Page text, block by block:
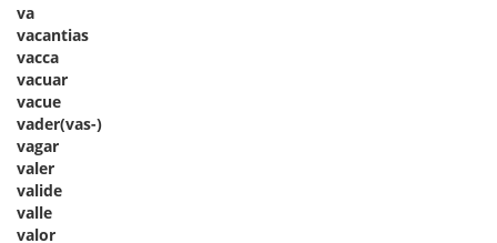
va
vacantias
vacca
vacuar
vacue
vader(vas-)
vagar
valer
valide
valle
valor